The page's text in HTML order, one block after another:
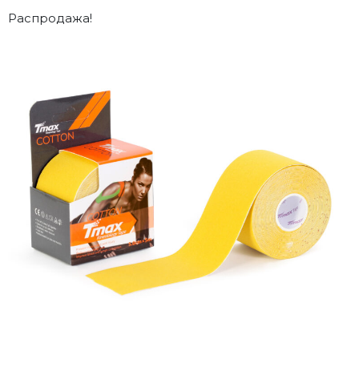
Распродажа!